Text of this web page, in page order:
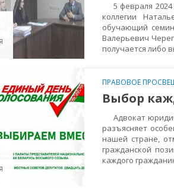
5 февраля 2024
коллегии
обучающий
Валерьевич
получается либо
ПРАВОВОЕ
Выбор
Адвокат
разъясняет
нашей стране,
гражданской
каждого